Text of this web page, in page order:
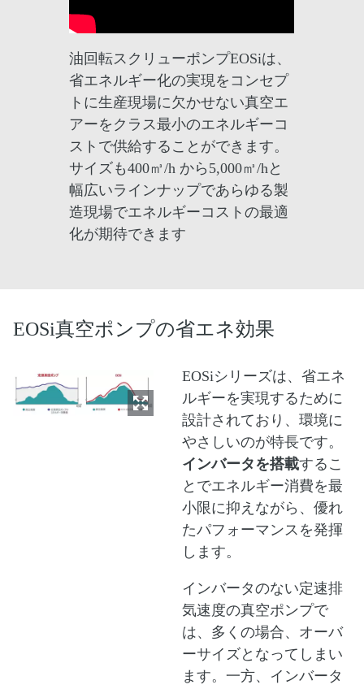
油回転スクリューポンプEOSiは、
省エネルギー化の実現をコンセプ
トに生産現場に欠かせない真空エ
アーをクラス最小のエネルギーコ
ストで供給することができます。
サイズも400㎥/h から5,000㎥/hと
幅広いラインナップであらゆる製
造現場でエネルギーコストの最適
化が期待できます
EOSi真空ポンプの省エネ効果
EOSiシリーズは、省エネ
ルギーを実現するために
設計されており、環境に
やさしいのが特長です。
インバータを搭載するこ
とでエネルギー消費を最
小限に抑えながら、優れ
たパフォーマンスを発揮
します。
インバータのない定速排
気速度の真空ポンプで
は、多くの場合、オーバ
ーサイズとなってしまい
ます。一方、インバータ